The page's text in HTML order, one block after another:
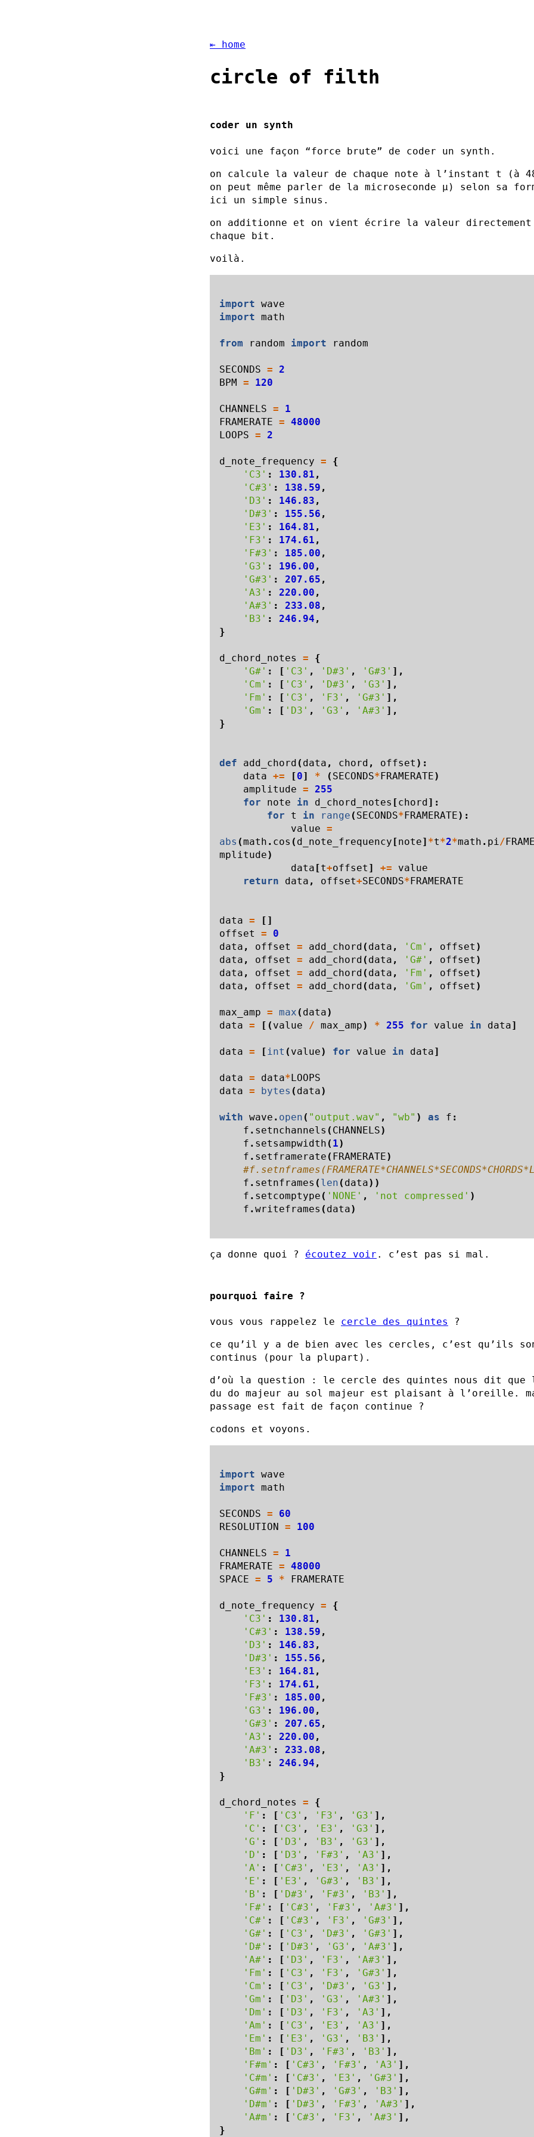
⇤ home
circle of filth
coder un synth
voici une façon “force brute” de coder un synth.
on calcule la valeur de chaque note à l’instant t (à
on peut même parler de la microseconde μ) selon sa
ici un simple sinus.
on additionne et on vient écrire la valeur
chaque bit.
voilà.
import wave
import math
from random import random
SECONDS =
2
BPM = 120
CHANNELS =
1
FRAMERATE = 48000
LOOPS = 2
d_note_frequency =
{
'C3' : 130.81 ,
'C#3' : 138.59 ,
'D3' : 146.83 ,
'D#3' : 155.56 ,
'E3' : 164.81 ,
'F3' : 174.61 ,
'F#3' : 185.00 ,
'G3' : 196.00 ,
'G#3' : 207.65 ,
'A3' : 220.00 ,
'A#3' : 233.08 ,
'B3' : 246.94 ,
}
d_chord_notes =
{
'G#' : [ 'C3' , 'D#3' , 'G#3' ],
'Cm' : [ 'C3' , 'D#3' , 'G3' ],
'Fm' : [ 'C3' , 'F3' , 'G#3' ],
'Gm' : [ 'D3' , 'G3' , 'A#3' ],
}
def add_chord ( data , chord , offset ):
data += [0] * ( SECONDS*FRAMERATE)
amplitude =
255
for
note in d_chord_notes [chord]:
for
t in range ( SECONDS*FRAMERATE):
value =
abs (math . cos ( d_note_frequency [note] *t*2*math . pi /
mplitude)
data [t+offset ] +=
value
return
data , offset+SECONDS*FRAMERATE
data =
[]
offset
=
0
data , offset = add_chord ( data , 'Cm' , offset )
data , offset = add_chord ( data , 'G#' , offset )
data , offset = add_chord ( data , 'Fm' , offset )
data , offset = add_chord ( data , 'Gm' , offset )
max_amp = max ( data)
data = [( value / max_amp) * 255 for value in data]
data = [ int ( value) for value in data]
data = data*LOOPS
data = bytes ( data)
with wave . open ( "output.wav" , "wb" ) as f :
f . setnchannels ( CHANNELS)
f . setsampwidth ( 1)
f . setframerate ( FRAMERATE)
f . setnframes ( len ( data))
f . setcomptype ( 'NONE' , 'not compressed' )
f .writeframes ( data)
ça donne quoi ? écoutez voir . c’est pas si mal.
pourquoi faire ?
vous vous rappelez le cercle des quintes
?
ce qu’il y a de bien avec les cercles, c’est qu’ils
continus (pour la plupart).
d’où la question : le cercle des quintes nous dit que
du do majeur au sol majeur est plaisant à l’oreille.
passage est fait de façon continue ?
codons et voyons.
import wave
import math
SECONDS =
60
RESOLUTION = 100
CHANNELS =
1
FRAMERATE = 48000
SPACE = 5 * FRAMERATE
d_note_frequency =
{
'C3' : 130.81 ,
'C#3' : 138.59 ,
'D3' : 146.83 ,
'D#3' : 155.56 ,
'E3' : 164.81 ,
'F3' : 174.61 ,
'F#3' : 185.00 ,
'G3' : 196.00 ,
'G#3' : 207.65 ,
'A3' : 220.00 ,
'A#3' : 233.08 ,
'B3' : 246.94 ,
}
d_chord_notes =
{
'F' : [ 'C3' , 'F3' , 'G3' ],
'C' : [ 'C3' , 'E3' , 'G3' ],
'G' : [ 'D3' , 'B3' , 'G3' ],
'D' : [ 'D3' , 'F#3' , 'A3' ],
'A' : [ 'C#3' , 'E3' , 'A3' ],
'E' : [ 'E3' , 'G#3' , 'B3' ],
'B' : [ 'D#3' , 'F#3' , 'B3' ],
'F#' : [ 'C#3' , 'F#3' , 'A#3' ],
'C#' : [ 'C#3' , 'F3' , 'G#3' ],
'G#' : [ 'C3' , 'D#3' , 'G#3' ],
'D#' : [ 'D#3' , 'G3' , 'A#3' ],
'A#' : [ 'D3' , 'F3' , 'A#3' ],
'Fm' : [ 'C3' , 'F3' , 'G#3' ],
'Cm' : [ 'C3' , 'D#3' , 'G3' ],
'Gm' : [ 'D3' , 'G3' , 'A#3' ],
'Dm' : [ 'D3' , 'F3' , 'A3' ],
'Am' : [ 'C3' , 'E3' , 'A3' ],
'Em' : [ 'E3' , 'G3' , 'B3' ],
'Bm' : [ 'D3' , 'F#3' , 'B3' ],
'F#m' : [ 'C#3' , 'F#3' , 'A3' ],
'C#m' : [ 'C#3' , 'E3' , 'G#3' ],
'G#m' : [ 'D#3' , 'G#3' , 'B3' ],
'D#m' : [ 'D#3' , 'F#3' , 'A#3' ],
'A#m' : [ 'C#3' , 'F3' , 'A#3' ],
}